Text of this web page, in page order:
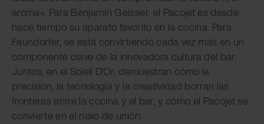
aroma». Para Benjamin Geisser, el Pacojet es desde
hace tiempo su aparato favorito en la cocina. Para
Faundorfer, se está convirtiendo cada vez más en un
componente clave de la innovadora cultura del bar.
Juntos, en el Soleil D'Or, demuestran cómo la
precisión, la tecnología y la creatividad borran las
fronteras entre la cocina y el bar, y cómo el Pacojet se
convierte en el nexo de unión.